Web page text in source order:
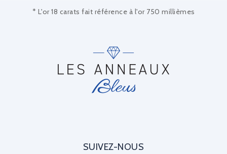
* L'or 18 carats fait référence à l'or 750 millièmes
SUIVEZ-NOUS